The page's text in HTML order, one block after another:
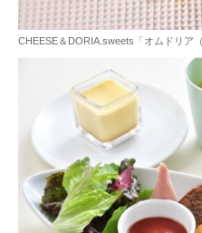
CHEESE＆DORIA.sweets「オムドリア